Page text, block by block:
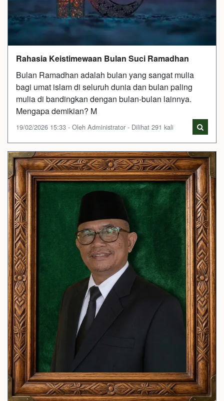
Rahasia Keistimewaan Bulan Suci Ramadhan
Bulan Ramadhan adalah bulan yang sangat mulia
bagi umat islam di seluruh dunia dan bulan paling
mulia di bandingkan dengan bulan-bulan lainnya.
Mengapa demikian? M
19/02/2026 15:33 - Oleh Administrator - Dilihat 291 kali